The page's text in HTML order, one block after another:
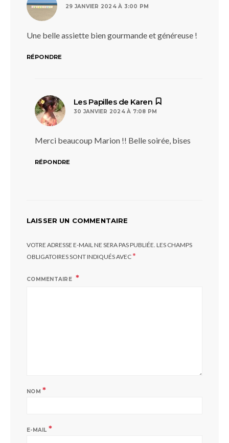
29 JANVIER 2024 À 3:00 PM
Une belle assiette bien gourmande et généreuse !
RÉPONDRE
Les Papilles de Karen
30 JANVIER 2024 À 7:08 PM
Merci beaucoup Marion !! Belle soirée, bises
RÉPONDRE
LAISSER UN COMMENTAIRE
VOTRE ADRESSE E-MAIL NE SERA PAS PUBLIÉE. LES CHAMPS
OBLIGATOIRES SONT INDIQUÉS AVEC*
COMMENTAIRE
NOM *
E-MAIL *